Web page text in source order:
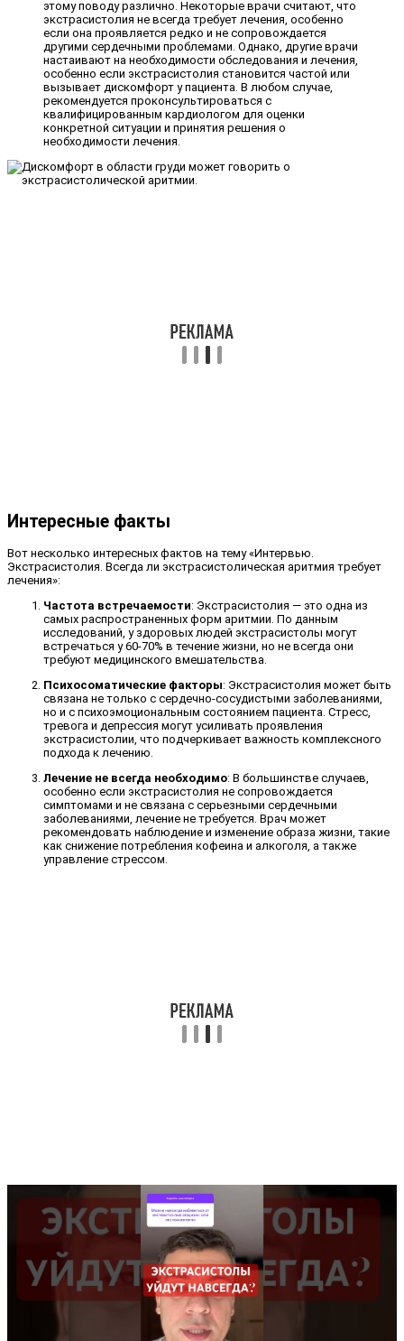
этому поводу различно. Некоторые врачи считают, что
экстрасистолия не всегда требует лечения, особенно
если она проявляется редко и не сопровождается
другими сердечными проблемами. Однако, другие врачи
настаивают на необходимости обследования и лечения,
особенно если экстрасистолия становится частой или
вызывает дискомфорт у пациента. В любом случае,
рекомендуется проконсультироваться с
квалифицированным кардиологом для оценки
конкретной ситуации и принятия решения о
необходимости лечения.
Интересные факты
Вот несколько интересных фактов на тему «Интервью.
Экстрасистолия. Всегда ли экстрасистолическая аритмия требует
лечения»:
Частота встречаемости: Экстрасистолия — это одна из
самых распространенных форм аритмии. По данным
исследований, у здоровых людей экстрасистолы могут
встречаться у 60-70% в течение жизни, но не всегда они
требуют медицинского вмешательства.
Психосоматические факторы: Экстрасистолия может быть
связана не только с сердечно-сосудистыми заболеваниями,
но и с психоэмоциональным состоянием пациента. Стресс,
тревога и депрессия могут усиливать проявления
экстрасистолии, что подчеркивает важность комплексного
подхода к лечению.
Лечение не всегда необходимо: В большинстве случаев,
особенно если экстрасистолия не сопровождается
симптомами и не связана с серьезными сердечными
заболеваниями, лечение не требуется. Врач может
рекомендовать наблюдение и изменение образа жизни, такие
как снижение потребления кофеина и алкоголя, а также
управление стрессом.